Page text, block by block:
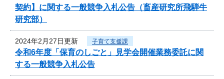
契約】に関する一般競争入札公告（畜産研究所飛騨牛
研究部）
2024年2月27日更新 子育て支援課
令和6年度「保育のしごと」見学会開催業務委託に関
する一般競争入札公告